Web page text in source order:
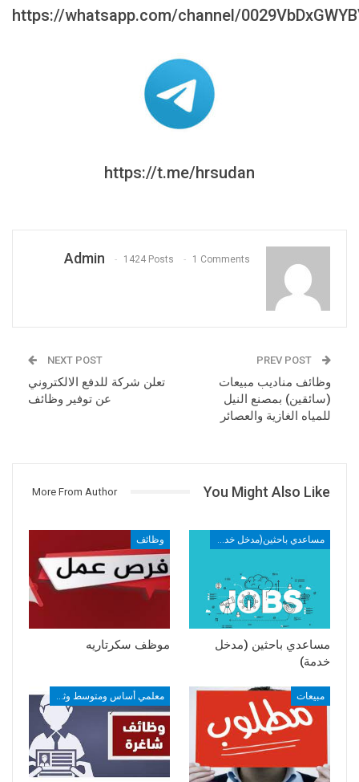
https://whatsapp.com/channel/
https://t.me/hrsudan
Admin 1424 Posts 1 Comments
وظائف مناديب مبيعات
(سائقين) بمصنع النيل
للمياه الغازية والعصائر
NEXT POST
تعلن شركة للدفع الالكتروني
عن توفير وظائف
You Might Also Like
More From Author
مساعدي باحثين (مدخل
خدمة)
وظائف
موظف سكرتاريه
مبيعات معلمي أساس ومتوسط وثانوي